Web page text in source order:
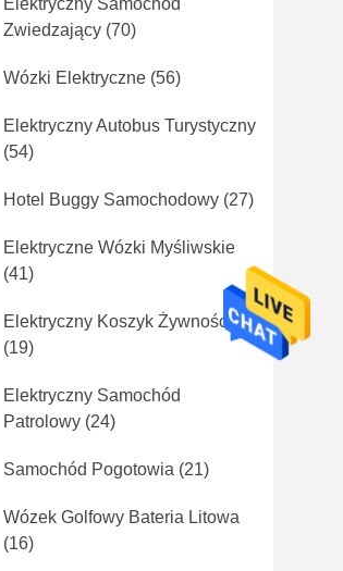
Elektryczny Samochód
Zwiedzający (70)
Wózki Elektryczne (56)
Elektryczny Autobus Turystyczny
(54)
Hotel Buggy Samochodowy (27)
Elektryczne Wózki Myśliwskie
(41)
Elektryczny Koszyk Żywności
(19)
Elektryczny Samochód
Patrolowy (24)
Samochód Pogotowia (21)
Wózek Golfowy Bateria Litowa
(16)